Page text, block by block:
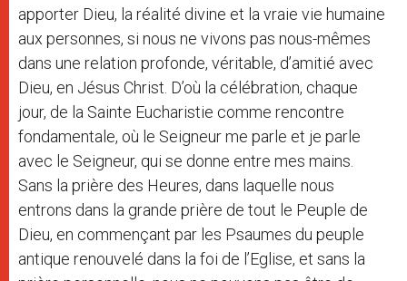
apporter Dieu, la réalité divine et la vraie vie humaine
aux personnes, si nous ne vivons pas nous-mêmes
dans une relation profonde, véritable, d’amitié avec
Dieu, en Jésus Christ. D’où la célébration, chaque
jour, de la Sainte Eucharistie comme rencontre
fondamentale, où le Seigneur me parle et je parle
avec le Seigneur, qui se donne entre mes mains.
Sans la prière des Heures, dans laquelle nous
entrons dans la grande prière de tout le Peuple de
Dieu, en commençant par les Psaumes du peuple
antique renouvelé dans la foi de l’Eglise, et sans la